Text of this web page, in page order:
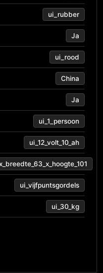
ui_rubber
Ja
ui_rood
China
Ja
ui_1_persoon
ui_12_volt_10_ah
ui_vijfpuntsgordels
ui_30_kg